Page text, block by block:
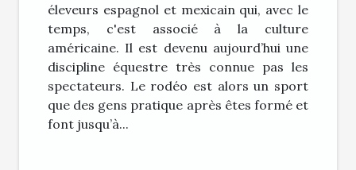
éleveurs espagnol et mexicain qui, avec le
temps, c'est associé à la culture
américaine. Il est devenu aujourd’hui une
discipline équestre très connue pas les
spectateurs. Le rodéo est alors un sport
que des gens pratique après êtes formé et
font jusqu’à...